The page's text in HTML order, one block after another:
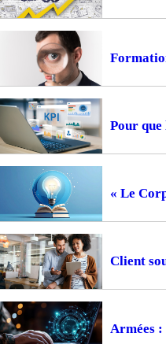
Pour
« Le
Client
Armées